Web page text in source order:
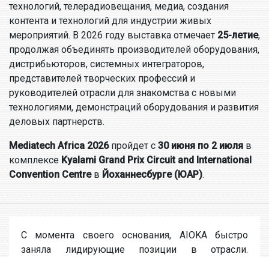
технологий, телерадиовещания, медиа, создания
контента и технологий для индустрии живых
мероприятий. В 2026 году выставка отмечает 25-летие,
продолжая объединять производителей оборудования,
дистрибьюторов, системных интеграторов,
представителей творческих профессий и
руководителей отрасли для знакомства с новыми
технологиями, демонстраций оборудования и развития
деловых партнерств.
Mediatech Africa 2026пройдет с 30 июня по 2 июля в
комплексе Kyalami Grand Prix Circuit and International
Convention Centreв Йоханнесбурге (ЮАР).
С момента своего основания, AIOKA быстро
заняла лидирующие позиции в отрасли.